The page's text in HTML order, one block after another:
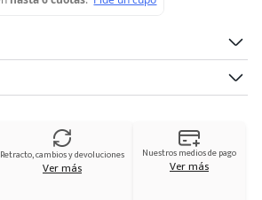
Retracto, cambios y devoluciones
Ver más
Nuestros medios de pago
Ver más